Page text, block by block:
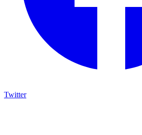
Twitter